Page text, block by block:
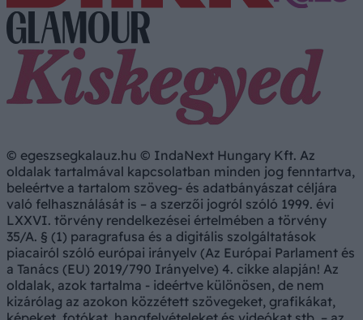
© egeszsegkalauz.hu © IndaNext Hungary Kft. Az
oldalak tartalmával kapcsolatban minden jog fenntartva,
beleértve a tartalom szöveg- és adatbányászat céljára
való felhasználását is – a szerzői jogról szóló 1999. évi
LXXVI. törvény rendelkezései értelmében a törvény
35/A. § (1) paragrafusa és a digitális szolgáltatások
piacairól szóló európai irányelv (Az Európai Parlament és
a Tanács (EU) 2019/790 Irányelve) 4. cikke alapján! Az
oldalak, azok tartalma - ideértve különösen, de nem
kizárólag az azokon közzétett szövegeket, grafikákat,